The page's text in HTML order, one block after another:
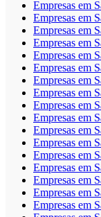
Empresas em
Empresas em
Empresas em
Empresas em
Empresas em
Empresas em
Empresas em
Empresas em
Empresas em
Empresas em
Empresas em
Empresas em
Empresas em
Empresas em
Empresas em
Empresas em
Empresas em